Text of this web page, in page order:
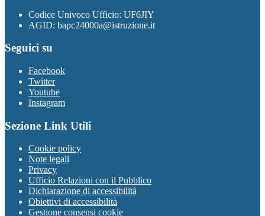
Codice Univoco Ufficio: UF6JIY
AGID: bapc24000a@istruzione.it
Seguici su
Facebook
Twitter
Youtube
Instagram
Sezione Link Utili
Cookie policy
Note legali
Privacy
Ufficio Relazioni con il Pubblico
Dichiarazione di accessibilità
Obiettivi di accessibilità
Gestione consensi cookie